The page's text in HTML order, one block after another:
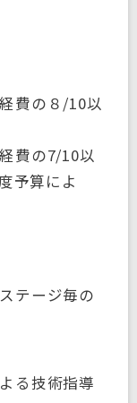
費の８/10以
費の7/10以
予算によ
テージ毎の
る技術指導